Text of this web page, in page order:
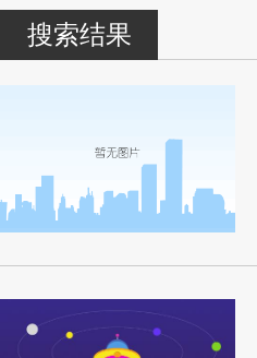
搜索结果